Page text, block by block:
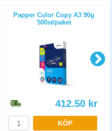
Papper Color Copy A3 90g
500st/paket
412.50 kr
KÖP